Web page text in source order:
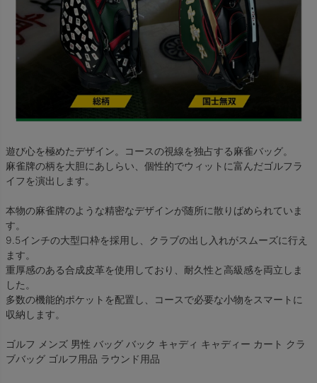
遊び心を極めたデザイン。コースの視線を独占する麻雀バッグ。
麻雀牌の柄を大胆にあしらい、個性的でウィットに富んだゴルフラ
イフを演出します。
本物の麻雀牌のような精密なデザインが随所に散りばめられていま
す。
9.5インチの大型口枠を採用し、クラブの出し入れがスムーズに行え
ます。
重厚感のある合成皮革を使用しており、耐久性と高級感を両立しま
した。
多数の機能的ポケットを配置し、コースで必要な小物をスマートに
収納します。
ゴルフ メンズ 男性 バッグ バック キャディ キャディー カート クラ
ブバッグ ゴルフ用品 ラウンド用品